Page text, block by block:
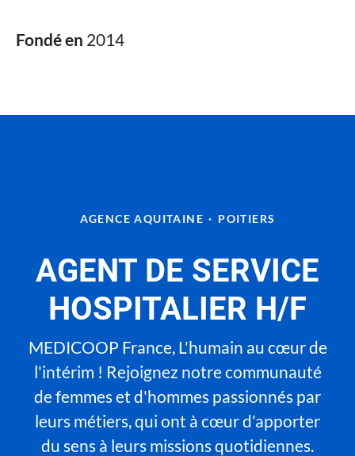
Fondé en 2014
AGENCE AQUITAINE · POITIERS
AGENT DE SERVICE
HOSPITALIER H/F
MEDICOOP France, L'humain au cœur de
l'intérim ! Rejoignez notre communauté
de femmes et d'hommes passionnés par
leurs métiers, qui ont à cœur d'apporter
du sens à leurs missions quotidiennes.